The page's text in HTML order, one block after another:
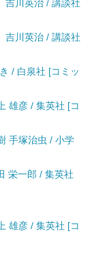
吉川英治 / 講談社
吉川英治 / 講談社
/ 白泉社 [コミッ
雄彦 / 集英社 [コ
手塚治虫 / 小学
栄一郎 / 集英社
雄彦 / 集英社 [コ